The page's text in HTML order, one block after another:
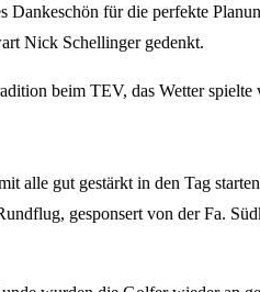
für die perfekte
Nick Schellinger gedenkt.
beim TEV, das Wetter
alle gut gestärkt in den Tag
gesponsert von der Fa.